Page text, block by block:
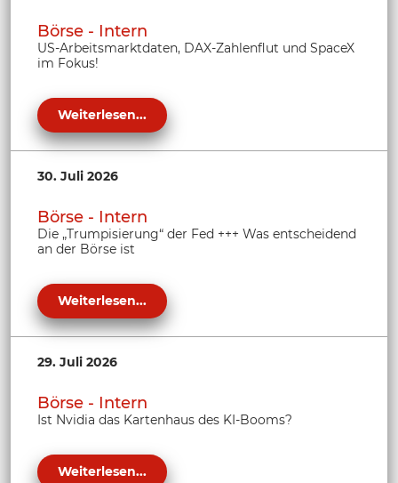
Börse - Intern
US-Arbeitsmarktdaten, DAX-Zahlenflut und SpaceX
im Fokus!
Weiterlesen...
30. Juli 2026
Börse - Intern
Die „Trumpisierung“ der Fed +++ Was entscheidend
an der Börse ist
Weiterlesen...
29. Juli 2026
Börse - Intern
Ist Nvidia das Kartenhaus des KI-Booms?
Weiterlesen...